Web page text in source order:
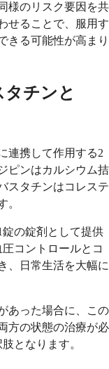
様のリスク要因を共
せることで、服用す
きる可能性が高まり
チンと
連携して作用する2
ピンはカルシウム拮
スタチンはコレステ
。
の錠剤として提供
コントロールとコ
、日常生活を大幅に
あった場合に、この
方の状態の治療が必
となります。